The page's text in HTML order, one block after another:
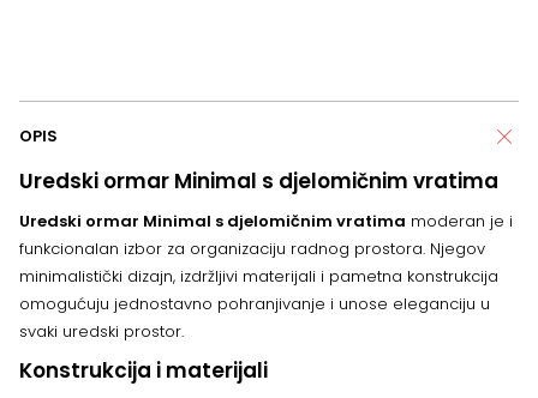
OPIS
Uredski ormar Minimal s djelomičnim vratima
Uredski ormar Minimal s djelomičnim vratima moderan je i
funkcionalan izbor za organizaciju radnog prostora. Njegov
minimalistički dizajn, izdržljivi materijali i pametna konstrukcija
omogućuju jednostavno pohranjivanje i unose eleganciju u
svaki uredski prostor.
Konstrukcija i materijali